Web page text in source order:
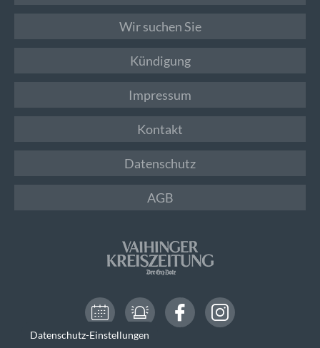
Wir suchen Sie
Kündigung
Impressum
Kontakt
Datenschutz
AGB
Datenschutz-Einstellungen